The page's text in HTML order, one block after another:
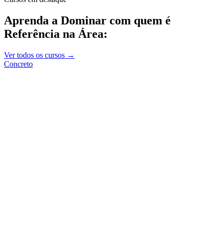
Aprenda a Dominar com quem é
Referência na Área:
Ver todos os cursos →
Concreto